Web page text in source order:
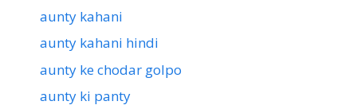
aunty kahani
aunty kahani hindi
aunty ke chodar golpo
aunty ki panty